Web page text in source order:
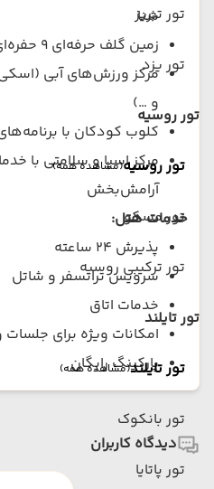
تور تبریز
تور یزد
تور روسیه
تور روسیه(مشاهده همه)
تور مسکو
تور ترکیبی روسیه
تور تایلند
تور تایلند(مشاهده همه)
تور بانکوک
تور پاتایا
شنا
زمین گلف حرفه‌ای ۹ حفره‌ای
مرکز ورزش‌های آبی
و …)
کلوب کودکان با
مرکز اسپا و سلامتی با
آرامش‌بخش
خدمات هتل:
پذیرش ۲۴ ساعته
سرویس ترانسفر و شاتل
خدمات اتاق
امکانات ویژه برای جلسات
پارکینگ رایگان
دیدگاه کاربران